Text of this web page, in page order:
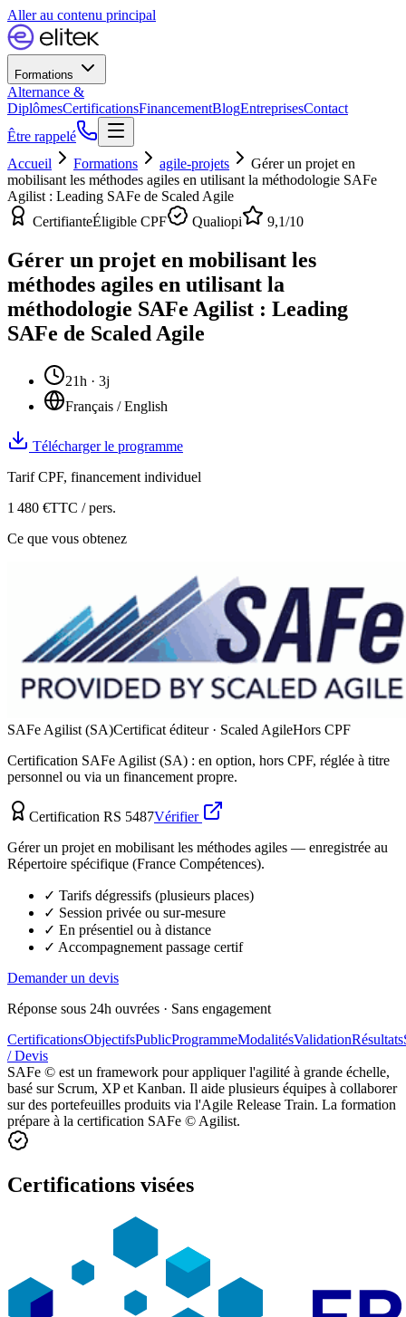
Aller au contenu principal
Formations
Alternance &
DiplômesCertificationsFinancementBlogEntreprisesContact
Être rappelé
Accueil
Formations agile-projets
Gérer un projet en
mobilisant les méthodes agiles en utilisant la méthodologie SAFe
Agilist : Leading SAFe de Scaled Agile
CertifianteÉligible CPF Qualiopi 9,1/10
Gérer un projet en mobilisant les
méthodes agiles en utilisant la
méthodologie SAFe Agilist : Leading
SAFe de Scaled Agile
21h · 3j
Français / English
Télécharger le programme
Tarif CPF, financement individuel
1 480 €TTC / pers.
Ce que vous obtenez
SAFe Agilist (SA)Certificat éditeur · Scaled AgileHors CPF
Certification SAFe Agilist (SA) : en option, hors CPF, réglée à titre
personnel ou via un financement propre.
Certification RS 5487Vérifier
Gérer un projet en mobilisant les méthodes agiles — enregistrée au
Répertoire spécifique (France Compétences).
✓ Tarifs dégressifs (plusieurs places)
✓ Session privée ou sur-mesure
✓ En présentiel ou à distance
✓ Accompagnement passage certif
Demander un devis
Réponse sous 24h ouvrées · Sans engagement
CertificationsObjectifsPublicProgrammeModalitésValidationRésultats
/ Devis
SAFe © est un framework pour appliquer l'agilité à grande échelle,
basé sur Scrum, XP et Kanban. Il aide plusieurs équipes à collaborer
sur des portefeuilles produits via l'Agile Release Train. La formation
prépare à la certification SAFe © Agilist.
Certifications visées